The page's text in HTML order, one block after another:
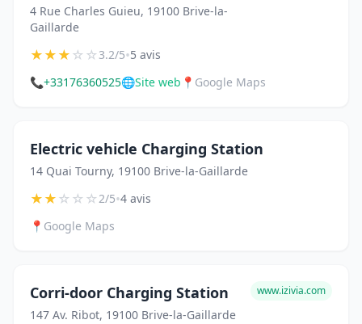
4 Rue Charles Guieu, 19100 Brive-la-
Gaillarde
★★★☆☆3.2/5•5 avis
📞+33176360525🌐Site web 📍 Google Maps
Electric vehicle Charging Station
14 Quai Tourny, 19100 Brive-la-Gaillarde
★★☆☆☆2/5•4 avis
📍 Google Maps
Corri-door Charging Station
147 Av. Ribot, 19100 Brive-la-Gaillarde
www.izivia.com